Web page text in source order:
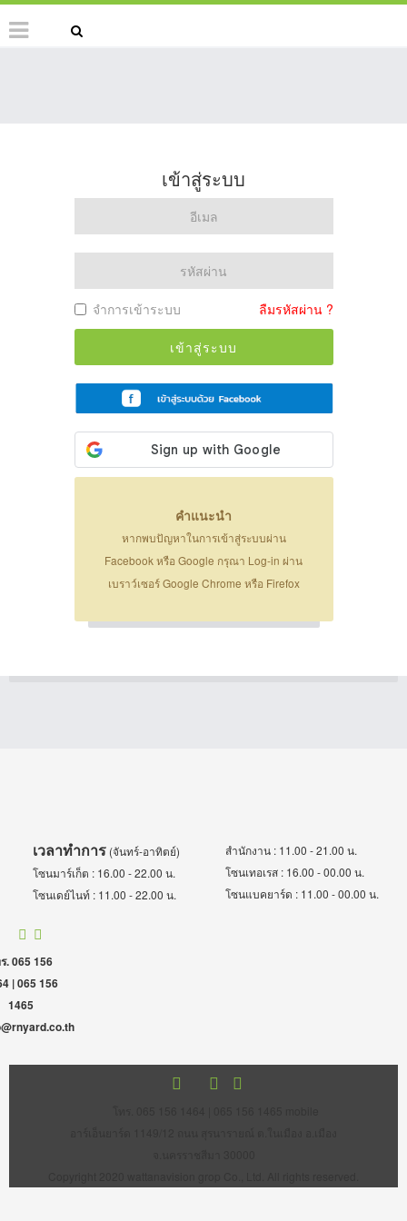
เข้าสู่ระบบ
จำการเข้าระบบ ลืมรหัสผ่าน ?
คำแนะนำ
หากพบปัญหาในการเข้าสู่ระบบผ่าน
Facebook หรือ Google กรุณา Log-in ผ่าน
เบราว์เซอร์ Google Chrome หรือ Firefox
เวลาทำการ(จันทร์-อาทิตย์)
โซนมาร์เก็ต : 16.00 - 22.00 น.
โซนเดย์ไนท์ : 11.00 - 22.00 น.
สำนักงาน : 11.00 - 21.00 น.
โซนเทอเรส : 16.00 - 00.00 น.
โซนแบคยาร์ด : 11.00 - 00.00 น.
. 065 156
| 065 156
1465